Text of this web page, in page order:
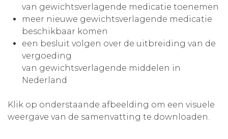
van gewichtsverlagende medicatie toenemen
meer nieuwe gewichtsverlagende medicatie
beschikbaar komen
een besluit volgen over de uitbreiding van de
vergoeding
van gewichtsverlagende middelen in
Nederland
Klik op onderstaande afbeelding om een visuele
weergave van de samenvatting te downloaden.